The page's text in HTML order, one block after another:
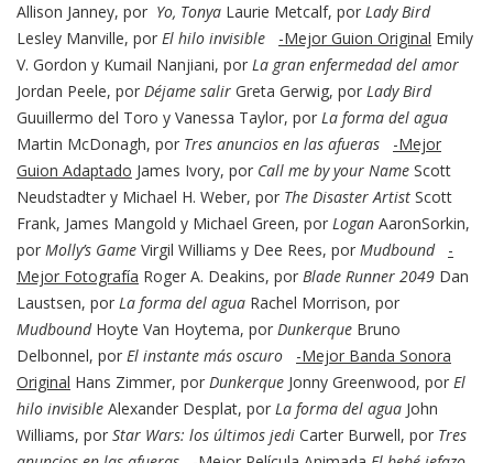
Allison Janney, por Yo, Tonya Laurie Metcalf, por Lady Bird
Lesley Manville, por El hilo invisible -Mejor Guion Original Emily
V. Gordon y Kumail Nanjiani, por La gran enfermedad del amor
Jordan Peele, por Déjame salir Greta Gerwig, por Lady Bird
Guuillermo del Toro y Vanessa Taylor, por La forma del agua
Martin McDonagh, por Tres anuncios en las afueras
-Mejor
Guion Adaptado James Ivory, por Call me by your Name Scott
Neudstadter y Michael H. Weber, por The Disaster Artist Scott
Frank, James Mangold y Michael Green, por Logan AaronSorkin,
por Molly’s Game Virgil Williams y Dee Rees, por Mudbound
-
Mejor Fotografía Roger A. Deakins, por Blade Runner 2049 Dan
Laustsen, por La forma del agua Rachel Morrison, por
MudboundHoyte Van Hoytema, por Dunkerque Bruno
Delbonnel, por El instante más oscuro
-Mejor Banda Sonora
Original Hans Zimmer, por Dunkerque Jonny Greenwood, por El
hilo invisible Alexander Desplat, por La forma del agua John
Williams, por Star Wars: los últimos jedi Carter Burwell, por Tres